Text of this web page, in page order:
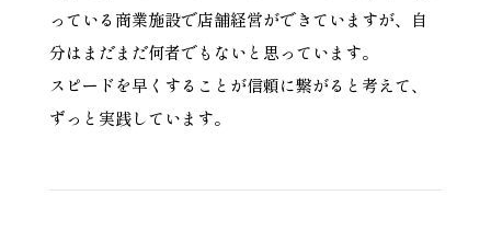
っている商業施設で店舗経営ができていますが、自
分はまだまだ何者でもないと思っています。
スピードを早くすることが信頼に繋がると考えて、
ずっと実践しています。